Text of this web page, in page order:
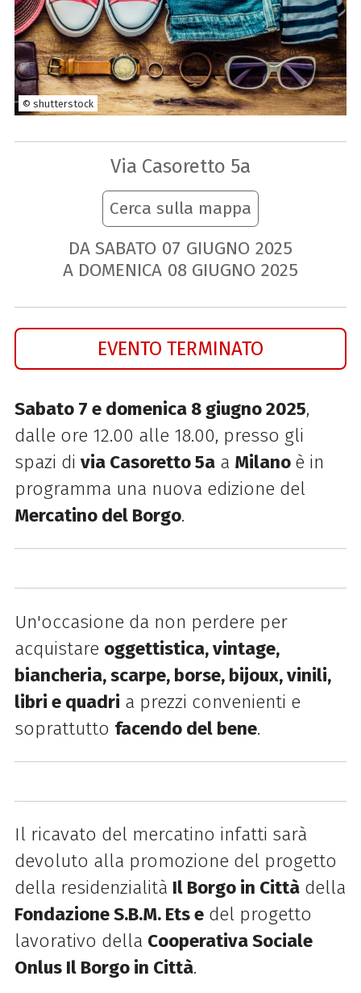
© shutterstock
Via Casoretto 5a
Cerca sulla mappa
DA SABATO 07 GIUGNO 2025
A DOMENICA 08 GIUGNO 2025
EVENTO TERMINATO
Sabato 7 e domenica 8 giugno 2025,
dalle ore 12.00 alle 18.00, presso gli
spazi di via Casoretto 5aa Milano è in
programma una nuova edizione del
Mercatino del Borgo.
Un'occasione da non perdere per
acquistare oggettistica, vintage,
biancheria, scarpe, borse, bijoux, vinili,
libri e quadri a prezzi convenienti e
soprattutto facendo del bene.
Il ricavato del mercatino infatti sarà
devoluto alla promozione del progetto
della residenzialità Il Borgo in Cittàdella
Fondazione S.B.M. Ets edel progetto
lavorativo della Cooperativa Sociale
Onlus Il Borgo in Città.